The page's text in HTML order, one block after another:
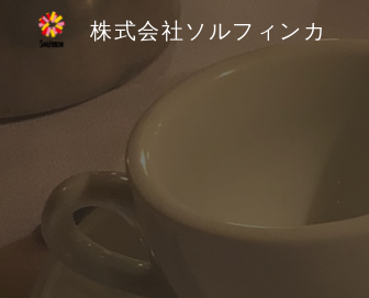
株式会社ソルフィンカ